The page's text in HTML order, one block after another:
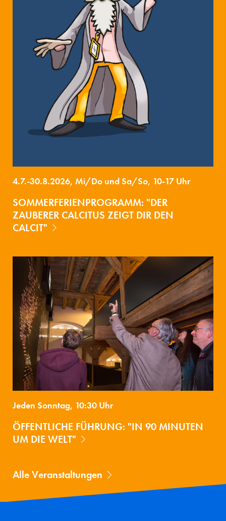
4.7.-30.8.2026, Mi/Do und Sa/So, 10-17 Uhr
SOMMERFERIENPROGRAMM: "DER
ZAUBERER CALCITUS ZEIGT DIR DEN
CALCIT"
Jeden Sonntag, 10:30 Uhr
ÖFFENTLICHE FÜHRUNG: "IN 90 MINUTEN
UM DIE WELT"
Alle Veranstaltungen